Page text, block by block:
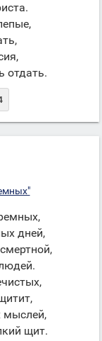
отдать.
дней,
мыслей,
щит.